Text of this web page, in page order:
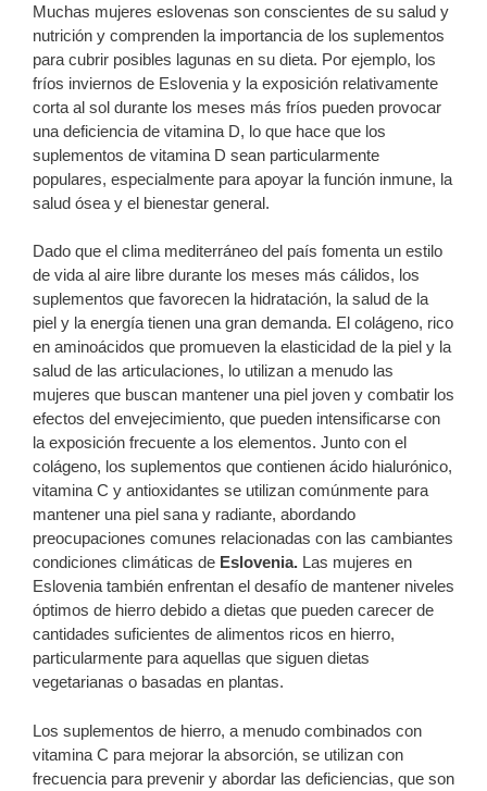
Muchas mujeres eslovenas son conscientes de su salud y
nutrición y comprenden la importancia de los suplementos
para cubrir posibles lagunas en su dieta. Por ejemplo, los
fríos inviernos de Eslovenia y la exposición relativamente
corta al sol durante los meses más fríos pueden provocar
una deficiencia de vitamina D, lo que hace que los
suplementos de vitamina D sean particularmente
populares, especialmente para apoyar la función inmune, la
salud ósea y el bienestar general.
Dado que el clima mediterráneo del país fomenta un estilo
de vida al aire libre durante los meses más cálidos, los
suplementos que favorecen la hidratación, la salud de la
piel y la energía tienen una gran demanda. El colágeno, rico
en aminoácidos que promueven la elasticidad de la piel y la
salud de las articulaciones, lo utilizan a menudo las
mujeres que buscan mantener una piel joven y combatir los
efectos del envejecimiento, que pueden intensificarse con
la exposición frecuente a los elementos. Junto con el
colágeno, los suplementos que contienen ácido hialurónico,
vitamina C y antioxidantes se utilizan comúnmente para
mantener una piel sana y radiante, abordando
preocupaciones comunes relacionadas con las cambiantes
condiciones climáticas de Eslovenia. Las mujeres en
Eslovenia también enfrentan el desafío de mantener niveles
óptimos de hierro debido a dietas que pueden carecer de
cantidades suficientes de alimentos ricos en hierro,
particularmente para aquellas que siguen dietas
vegetarianas o basadas en plantas.
Los suplementos de hierro, a menudo combinados con
vitamina C para mejorar la absorción, se utilizan con
frecuencia para prevenir y abordar las deficiencias, que son